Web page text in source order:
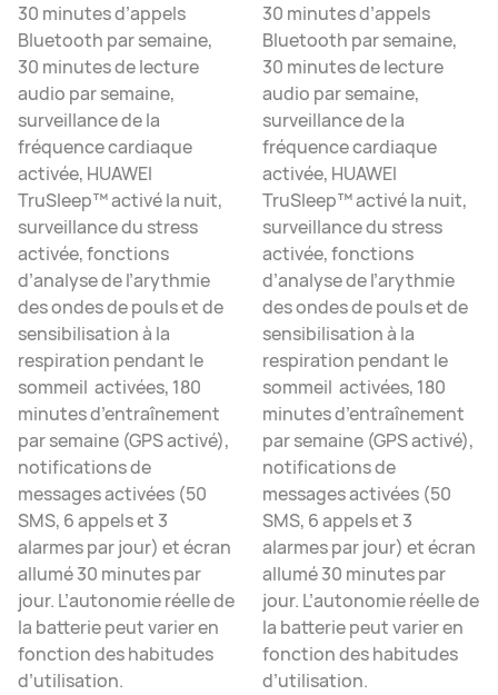
30 minutes d’appels
Bluetooth par semaine,
30 minutes de lecture
audio par semaine,
surveillance de la
fréquence cardiaque
activée, HUAWEI
TruSleep™ activé la nuit,
surveillance du stress
activée, fonctions
d’analyse de l’arythmie
des ondes de pouls et de
sensibilisation à la
respiration pendant le
sommeil activées, 180
minutes d’entraînement
par semaine (GPS activé),
notifications de
messages activées (50
SMS, 6 appels et 3
alarmes par jour) et écran
allumé 30 minutes par
jour. L’autonomie réelle de
la batterie peut varier en
fonction des habitudes
d’utilisation.
30 minutes d’appels
Bluetooth par semaine,
30 minutes de lecture
audio par semaine,
surveillance de la
fréquence cardiaque
activée, HUAWEI
TruSleep™ activé la nuit,
surveillance du stress
activée, fonctions
d’analyse de l’arythmie
des ondes de pouls et de
sensibilisation à la
respiration pendant le
sommeil activées, 180
minutes d’entraînement
par semaine (GPS activé),
notifications de
messages activées (50
SMS, 6 appels et 3
alarmes par jour) et écran
allumé 30 minutes par
jour. L’autonomie réelle de
la batterie peut varier en
fonction des habitudes
d’utilisation.